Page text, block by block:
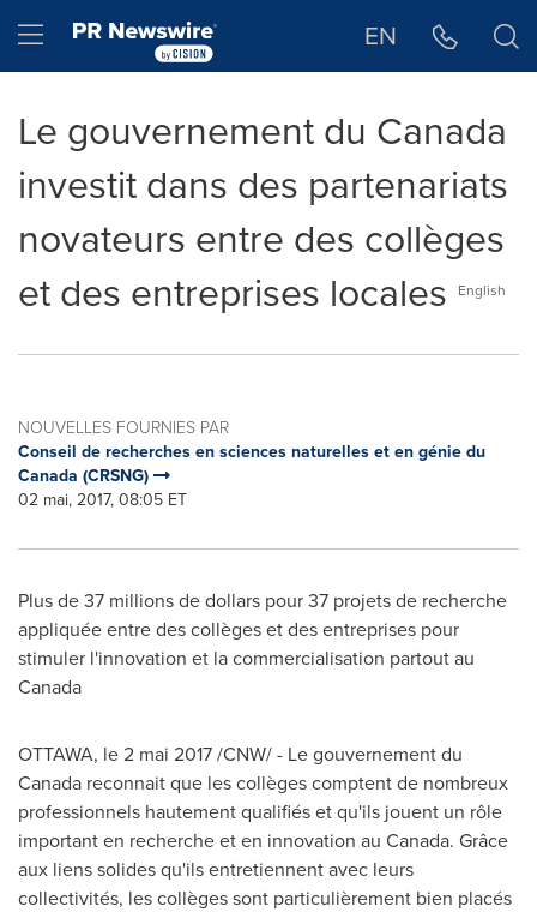
Hamburger menu EN
Le gouvernement du Canada
investit dans des partenariats
novateurs entre des collèges
et des entreprises locales
English
NOUVELLES FOURNIES PAR
Conseil de recherches en sciences naturelles et en génie du
Canada (CRSNG)
02 mai, 2017, 08:05 ET
Plus de 37 millions de dollars pour 37 projets de recherche
appliquée entre des collèges et des entreprises pour
stimuler l'innovation et la commercialisation partout au
Canada
OTTAWA, le 2 mai 2017 /CNW/ - Le gouvernement du
Canada reconnait que les collèges comptent de nombreux
professionnels hautement qualifiés et qu'ils jouent un rôle
important en recherche et en innovation au Canada. Grâce
aux liens solides qu'ils entretiennent avec leurs
collectivités, les collèges sont particulièrement bien placés